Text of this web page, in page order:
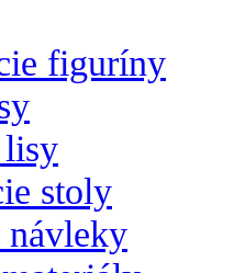
figuríny
lisy
stoly
návleky